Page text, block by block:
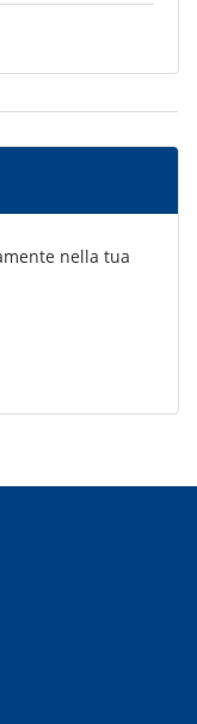
nella tua